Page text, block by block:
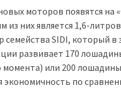
моторов появятся на
из них является 1,6-
семейства SIDI, который в
развивает 170
момента) или 200
экономичность по